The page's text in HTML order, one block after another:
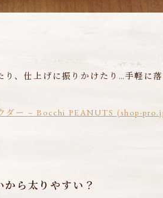
り、仕上げに振りかけたり…手軽に
ダー – Bocchi PEANUTS (shop-
ら太りやすい？